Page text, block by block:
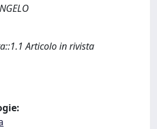
Articolo in rivista